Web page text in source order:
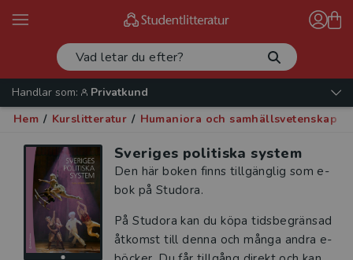
Handlar som:
Privatkund
Hem / Kurslitteratur / Humaniora och samhällsvetenskap
Sveriges politiska system
Den här boken finns tillgänglig som e-
bok på Studora.
På Studora kan du köpa tidsbegränsad
åtkomst till denna och många andra e-